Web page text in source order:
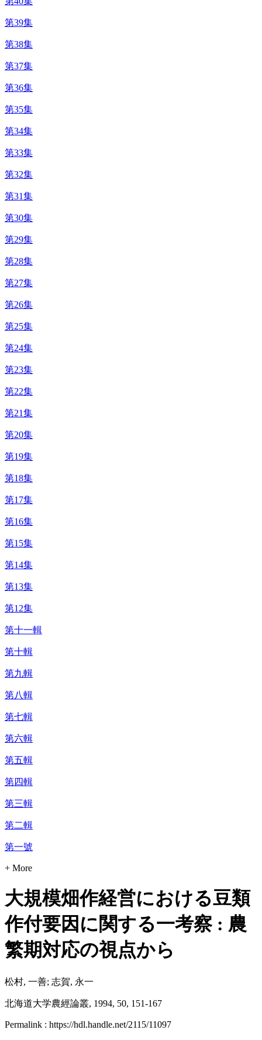
第39集
第38集
第37集
第36集
第35集
第34集
第33集
第32集
第31集
第30集
第29集
第28集
第27集
第26集
第25集
第24集
第23集
第22集
第21集
第20集
第19集
第18集
第17集
第16集
第15集
第14集
第13集
第12集
第十一輯
第十輯
第九輯
第八輯
第七輯
第六輯
第五輯
第四輯
第三輯
第二輯
第一號
+ More
大規模畑作経営における豆類
作付要因に関する一考察 : 農
繁期対応の視点から
松村, 一善; 志賀, 永一
北海道大学農經論叢, 1994, 50, 151-167
Permalink : https://hdl.handle.net/2115/11097